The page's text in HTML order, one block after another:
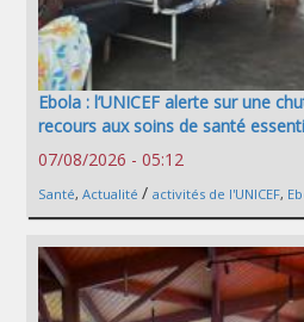
Ebola : l’UNICEF alerte sur une
recours aux soins de santé
07/08/2026 - 05:12
Santé, Actualité / activités de l'UNICEF,